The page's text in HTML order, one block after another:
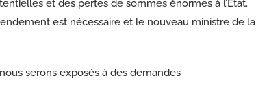
et des pertes de sommes énormes à l’État.
est nécessaire et le nouveau ministre de la
serons exposés à des demandes